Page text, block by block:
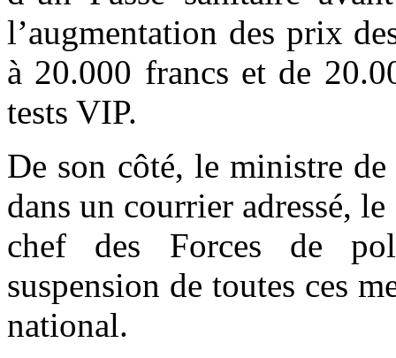
l’augmentation des prix
à 20.000 francs et de
tests VIP.
De son côté, le ministre
dans un courrier adressé,
chef des Forces de
suspension de toutes ces
national.